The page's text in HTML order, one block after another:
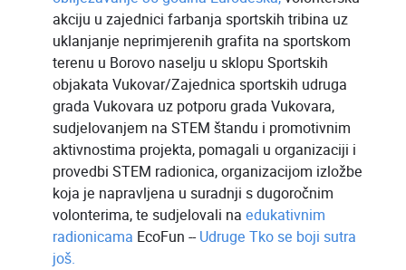
akciju u zajednici farbanja sportskih tribina uz
uklanjanje neprimjerenih grafita na sportskom
terenu u Borovo naselju u sklopu Sportskih
objakata Vukovar/Zajednica sportskih udruga
grada Vukovara uz potporu grada Vukovara,
sudjelovanjem na STEM štandu i promotivnim
aktivnostima projekta, pomagali u organizaciji i
provedbi STEM radionica, organizacijom izložbe
koja je napravljena u suradnji s dugoročnim
volonterima, te sudjelovali na edukativnim
radionicama EcoFun --Udruge Tko se boji sutra
još.